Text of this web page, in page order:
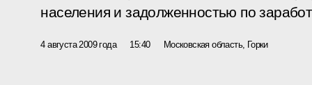
населения и задолженностью по
4 августа 2009 года 15:40 Московская область, Горки